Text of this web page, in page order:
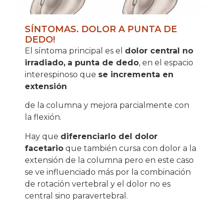
SÍNTOMAS. DOLOR A PUNTA DE
DEDO!
El síntoma principal es el dolor central no
irradiado, a punta de dedo, en el espacio
interespinoso que se incrementa en
extensión
de la columna y mejora parcialmente con
la flexión.
Hay que diferenciarlo del dolor
facetario que también cursa con dolor a la
extensión de la columna pero en este caso
se ve influenciado más por la combinación
de rotación vertebral y el dolor no es
central sino paravertebral.